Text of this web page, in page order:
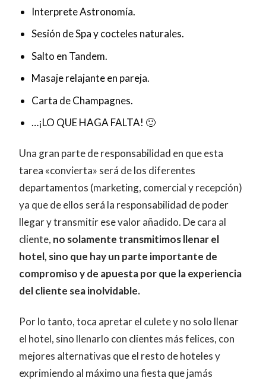
Interprete Astronomía.
Sesión de Spa y cocteles naturales.
Salto en Tandem.
Masaje relajante en pareja.
Carta de Champagnes.
…¡LO QUE HAGA FALTA! 🙂
Una gran parte de responsabilidad en que esta
tarea «convierta» será de los diferentes
departamentos (marketing, comercial y recepción)
ya que de ellos será la responsabilidad de poder
llegar y transmitir ese valor añadido. De cara al
cliente, no solamente transmitimos llenar el
hotel, sino que hay un parte importante de
compromiso y de apuesta por que la experiencia
del cliente sea inolvidable.
Por lo tanto, toca apretar el culete y no solo llenar
el hotel, sino llenarlo con clientes más felices, con
mejores alternativas que el resto de hoteles y
exprimiendo al máximo una fiesta que jamás